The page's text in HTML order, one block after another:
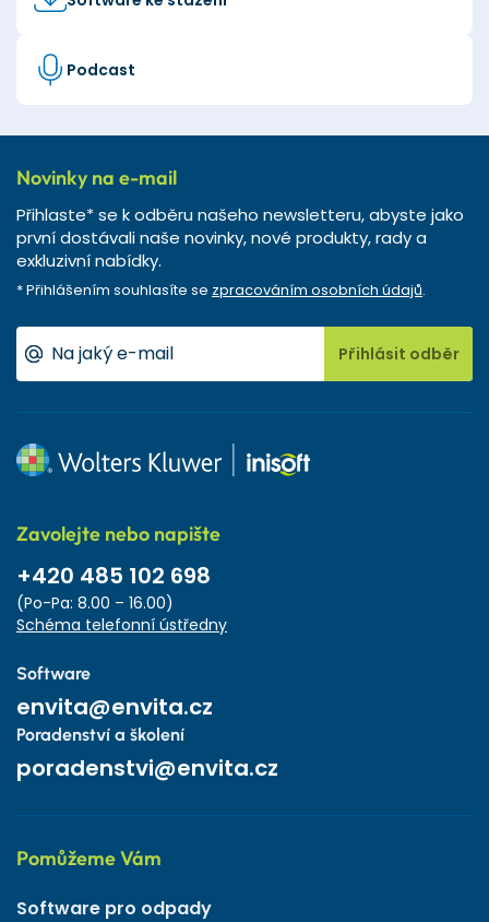
Podcast
Novinky na e-mail
Přihlaste* se k odběru našeho newsletteru, abyste jako
první dostávali naše novinky, nové produkty, rady a
exkluzivní nabídky.
* Přihlášením souhlasíte se zpracováním osobních údajů.
Přihlásit odběr
Zavolejte nebo napište
+420 485 102 698
(Po-Pa: 8.00 – 16.00)
Schéma telefonní ústředny
Software
envita@envita.cz
Poradenství a školení
poradenstvi@envita.cz
Pomůžeme Vám
Software pro odpady